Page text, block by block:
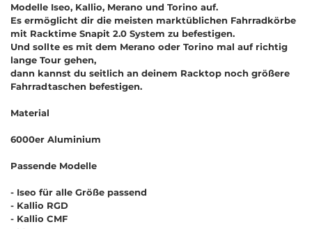
Modelle Iseo, Kallio, Merano und Torino auf.
Es ermöglicht dir die meisten marktüblichen Fahrradkörbe
mit Racktime Snapit 2.0 System zu befestigen.
Und sollte es mit dem Merano oder Torino mal auf richtig
lange Tour gehen,
dann kannst du seitlich an deinem Racktop noch größere
Fahrradtaschen befestigen.
Material
6000er Aluminium
Passende Modelle
- Iseo für alle Größe passend
- Kallio RGD
- Kallio CMF